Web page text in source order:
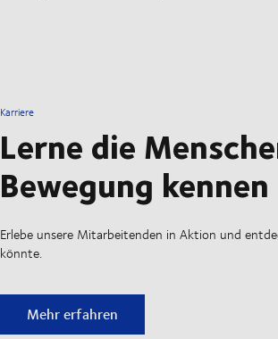
Karriere
Lerne die
Bewegung kennen
Erlebe unsere Mitarbeitenden in Aktion und
könnte.
Lerne die Menschen hinter der
Mehr erfahren